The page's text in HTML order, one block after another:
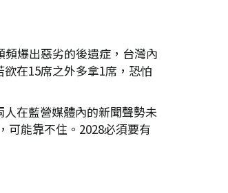
爆出惡劣的後遺症，台灣內
在15席之外多拿1席，恐怕
在藍營媒體內的新聞聲勢未
可能靠不住。2028必須要有